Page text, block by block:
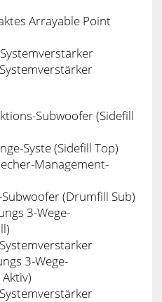
Arrayable Point
Subwoofer (Sidefill
Syste (Sidefill Top)
Management-
(Drumfill Sub)
3-Wege-
3-Wege-